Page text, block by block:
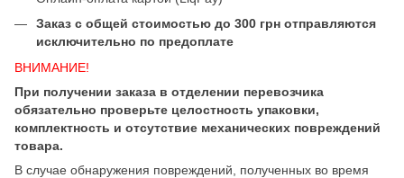
Заказ с общей стоимостью до 300 грн отправляются
исключительно по предоплате
ВНИМАНИЕ!
При получении заказа в отделении перевозчика
обязательно проверьте целостность упаковки,
комплектность и отсутствие механических повреждений
товара.
В случае обнаружения повреждений, полученных во время